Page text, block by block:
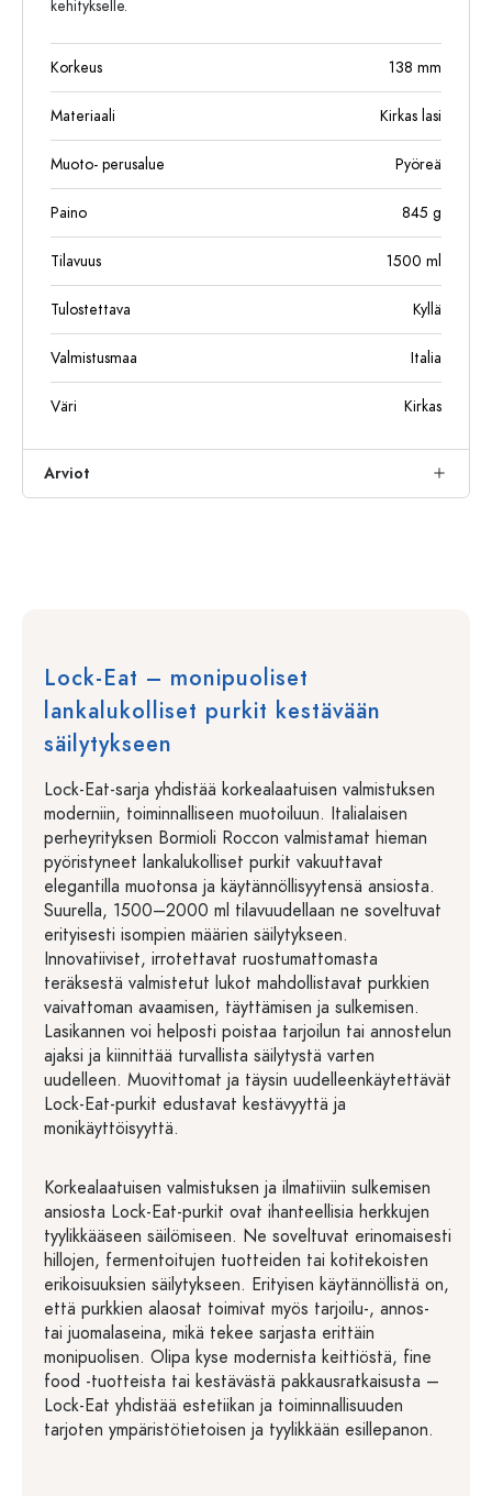
kehitykselle.
Korkeus 138 mm
Materiaali Kirkas lasi
Muoto- perusalue Pyöreä
Paino 845 g
Tilavuus 1500 ml
Tulostettava Kyllä
Valmistusmaa Italia
Väri Kirkas
Arviot
Lock-Eat – monipuoliset
lankalukolliset purkit kestävään
säilytykseen
Lock-Eat-sarja yhdistää korkealaatuisen valmistuksen
moderniin, toiminnalliseen muotoiluun. Italialaisen
perheyrityksen Bormioli Roccon valmistamat hieman
pyöristyneet lankalukolliset purkit vakuuttavat
elegantilla muotonsa ja käytännöllisyytensä ansiosta.
Suurella, 1500–2000 ml tilavuudellaan ne soveltuvat
erityisesti isompien määrien säilytykseen.
Innovatiiviset, irrotettavat ruostumattomasta
teräksestä valmistetut lukot mahdollistavat purkkien
vaivattoman avaamisen, täyttämisen ja sulkemisen.
Lasikannen voi helposti poistaa tarjoilun tai annostelun
ajaksi ja kiinnittää turvallista säilytystä varten
uudelleen. Muovittomat ja täysin uudelleenkäytettävät
Lock-Eat-purkit edustavat kestävyyttä ja
monikäyttöisyyttä.
Korkealaatuisen valmistuksen ja ilmatiiviin sulkemisen
ansiosta Lock-Eat-purkit ovat ihanteellisia herkkujen
tyylikkääseen säilömiseen. Ne soveltuvat erinomaisesti
hillojen, fermentoitujen tuotteiden tai kotitekoisten
erikoisuuksien säilytykseen. Erityisen käytännöllistä on,
että purkkien alaosat toimivat myös tarjoilu-, annos-
tai juomalaseina, mikä tekee sarjasta erittäin
monipuolisen. Olipa kyse modernista keittiöstä, fine
food -tuotteista tai kestävästä pakkausratkaisusta –
Lock-Eat yhdistää estetiikan ja toiminnallisuuden
tarjoten ympäristötietoisen ja tyylikkään esillepanon.